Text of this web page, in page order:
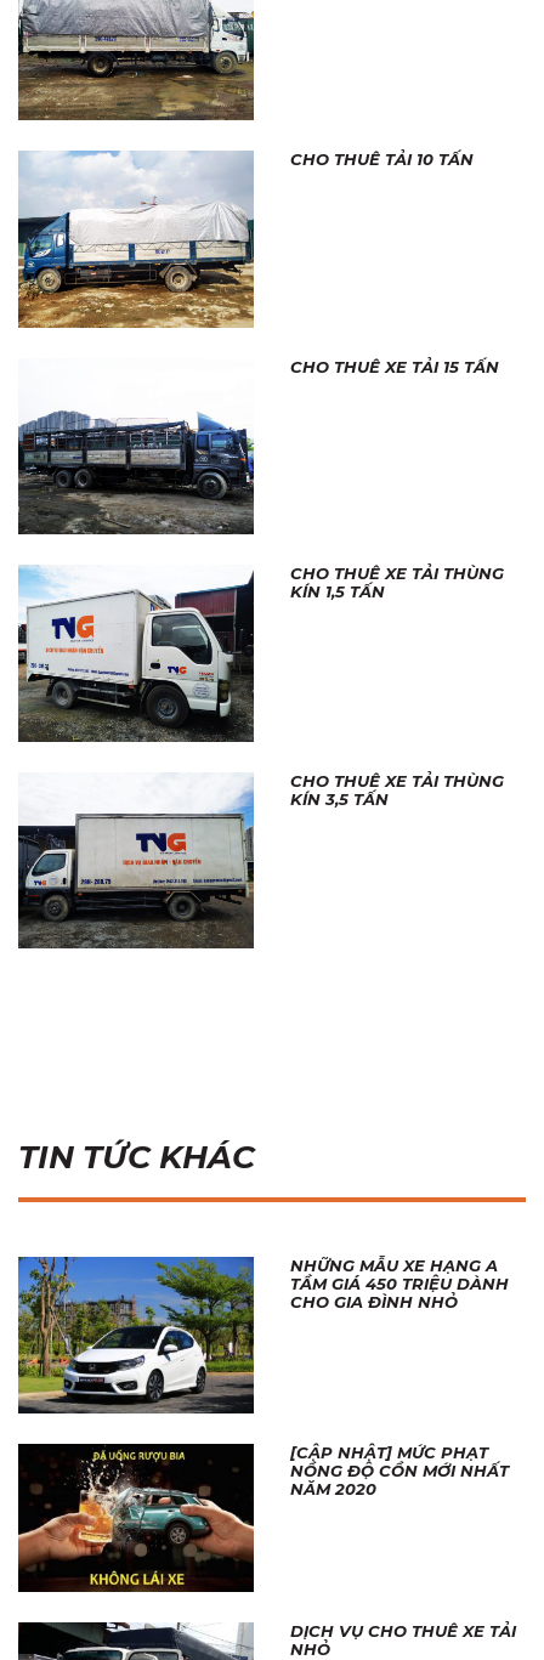
CHO THUÊ TẢI 10 TẤN
CHO THUÊ XE TẢI 15 TẤN
CHO THUÊ XE TẢI THÙNG
KÍN 1,5 TẤN
CHO THUÊ XE TẢI THÙNG
KÍN 3,5 TẤN
TIN TỨC KHÁC
NHỮNG MẪU XE HẠNG A
TẦM GIÁ 450 TRIỆU DÀNH
CHO GIA ĐÌNH NHỎ
[CẬP NHẬT] MỨC PHẠT
NỒNG ĐỘ CỒN MỚI NHẤT
NĂM 2020
DỊCH VỤ CHO THUÊ XE TẢI
NHỎ